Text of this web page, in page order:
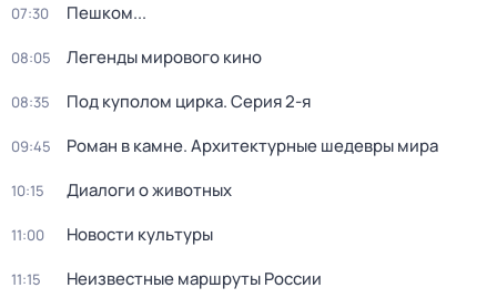
07:30 Пешком...
08:05 Легенды мирового кино
08:35 Под куполом цирка. Серия 2-я
09:45 Роман в камне. Архитектурные шедевры мира
10:15 Диалоги о животных
11:00 Новости культуры
11:15 Неизвестные маршруты России